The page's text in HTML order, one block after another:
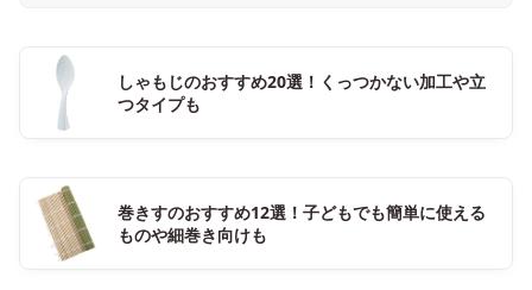
しゃもじのおすすめ20選！くっつかない加工や立
つタイプも
巻きすのおすすめ12選！子どもでも簡単に使える
ものや細巻き向けも